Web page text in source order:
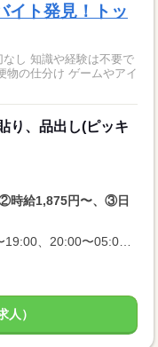
イト発見！トッ
なし 知識や経験は不要で
物の仕分け ゲームやアイ
、品出し(ピッキ
時給1,875円〜、③日
人）